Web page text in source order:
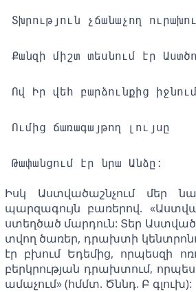
Տխրություն չճանաչող
Քանզի միշտ տեսնում էր
Ով Իր վեհ բարձունքից
Ումից ճառագայթող լույսը
Թափանցում էր նրա Անձը:
Իսկ Աստվածաշնչում մեր
պարզագույն բառերով.
ստեղծած մարդուն: Տեր
տվող ծառեր, դրախտի
էր բխում Եդեմից, որպեսզի
բերկրության դրախտում,
ամաչում» (հմմտ. Ծննդ. Բ գլուխ):